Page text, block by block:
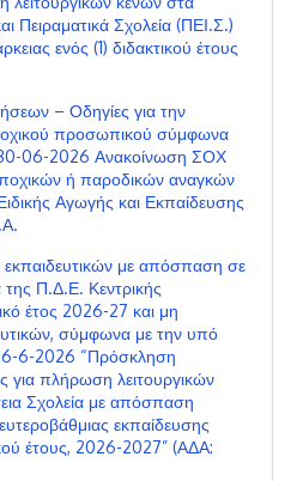
Πειραματικά Σχολεία (ΠΕΙ.Σ.)
ενός (1) διδακτικού έτους
– Οδηγίες για την
προσωπικού σύμφωνα
30-06-2026 Ανακοίνωση ΣΟΧ
ή παροδικών αναγκών
Αγωγής και Εκπαίδευσης
εκπαιδευτικών με απόσπαση σε
της Π.Δ.Ε. Κεντρικής
έτος 2026-27 και μη
σύμφωνα με την υπό
6-2026 “Πρόσκληση
για πλήρωση λειτουργικών
Σχολεία με απόσπαση
εκπαίδευσης
έτους, 2026-2027” (ΑΔΑ: